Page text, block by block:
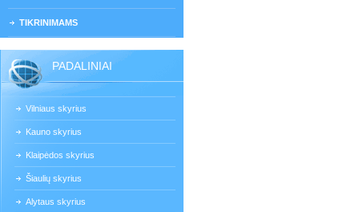
TIKRINIMAMS
PADALINIAI
Vilniaus skyrius
Kauno skyrius
Klaipėdos skyrius
Šiaulių skyrius
Alytaus skyrius